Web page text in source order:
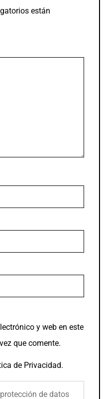
están
y web en este
que comente.
de Privacidad.
de datos